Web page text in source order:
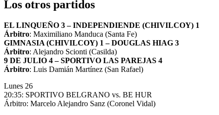
Los otros partidos
EL LINQUEÑO 3 – INDEPENDIENDE (CHIVILCOY) 1
Árbitro: Maximiliano Manduca (Santa Fe)
GIMNASIA (CHIVILCOY) 1 – DOUGLAS HIAG 3
Árbitro: Alejandro Scionti (Casilda)
9 DE JULIO 4 – SPORTIVO LAS PAREJAS 4
Árbitro: Luis Damián Martínez (San Rafael)
Lunes 26
20:35: SPORTIVO BELGRANO vs. BE HUR
Árbitro: Marcelo Alejandro Sanz (Coronel Vidal)